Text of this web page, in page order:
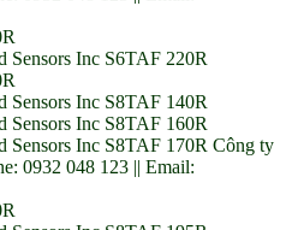
Inc S6TAF 220R
Inc S8TAF 140R
Inc S8TAF 160R
Inc S8TAF 170R Công ty
0932 048 123 || Email: